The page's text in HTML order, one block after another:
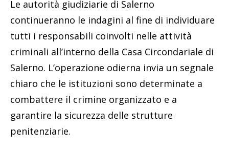
Le autorità giudiziarie di Salerno
continueranno le indagini al fine di individuare
tutti i responsabili coinvolti nelle attività
criminali all’interno della Casa Circondariale di
Salerno. L’operazione odierna invia un segnale
chiaro che le istituzioni sono determinate a
combattere il crimine organizzato e a
garantire la sicurezza delle strutture
penitenziarie.